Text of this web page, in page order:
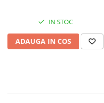
IN STOC
ADAUGA IN COS